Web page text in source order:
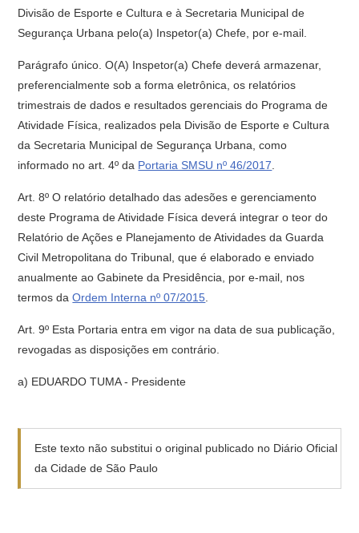
Divisão de Esporte e Cultura e à Secretaria Municipal de
Segurança Urbana pelo(a) Inspetor(a) Chefe, por e-mail.
Parágrafo único. O(A) Inspetor(a) Chefe deverá armazenar,
preferencialmente sob a forma eletrônica, os relatórios
trimestrais de dados e resultados gerenciais do Programa de
Atividade Física, realizados pela Divisão de Esporte e Cultura
da Secretaria Municipal de Segurança Urbana, como
informado no art. 4º da Portaria SMSU nº 46/2017
Art. 8º O relatório detalhado das adesões e gerenciamento
deste Programa de Atividade Física deverá integrar o teor do
Relatório de Ações e Planejamento de Atividades da Guarda
Civil Metropolitana do Tribunal, que é elaborado e enviado
anualmente ao Gabinete da Presidência, por e-mail, nos
termos daOrdem Interna nº 07/2015
Art. 9º Esta Portaria entra em vigor na data de sua publicação,
revogadas as disposições em contrário.
a) EDUARDO TUMA - Presidente
Este texto não substitui o original publicado no Diário Oficial
da Cidade de São Paulo